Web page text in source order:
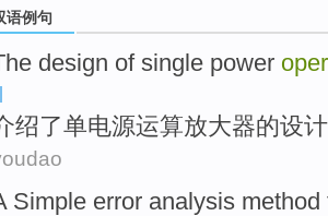
语例句
design of single power
绍了单电源运算放大器的设计
Simple error analysis method